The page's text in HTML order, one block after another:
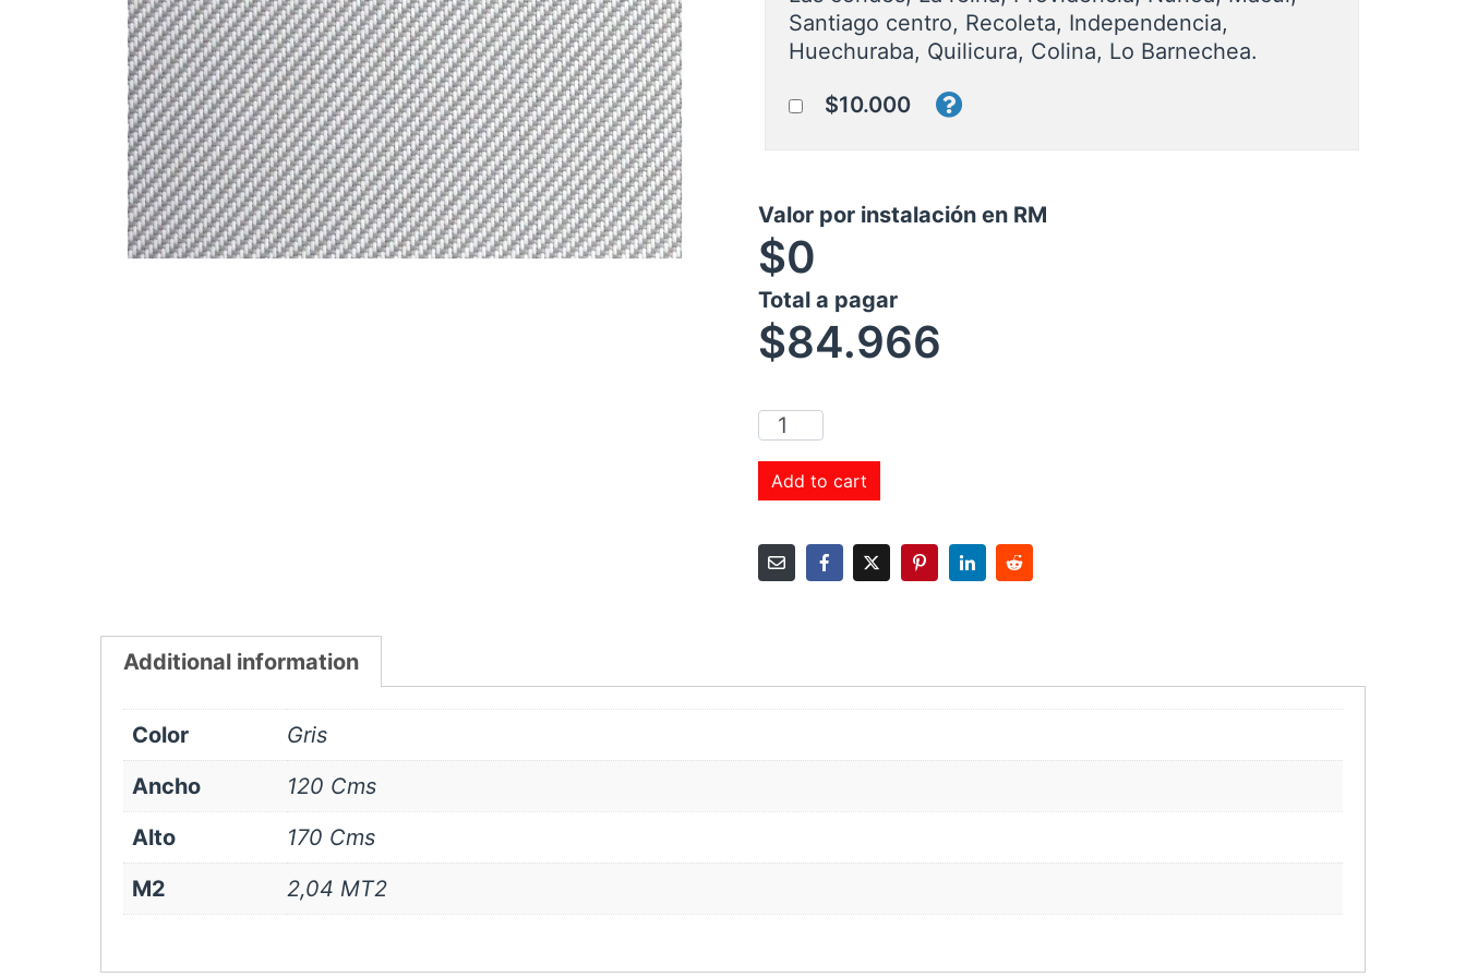
Santiago centro, Recoleta, Independencia,
Huechuraba, Quilicura, Colina, Lo Barnechea.
$10.000
Valor por instalación en RM
$0
Total a pagar
$84.966
Add to cart
Additional information
Color
Gris
Ancho
120 Cms
Alto
170 Cms
M2
2,04 MT2